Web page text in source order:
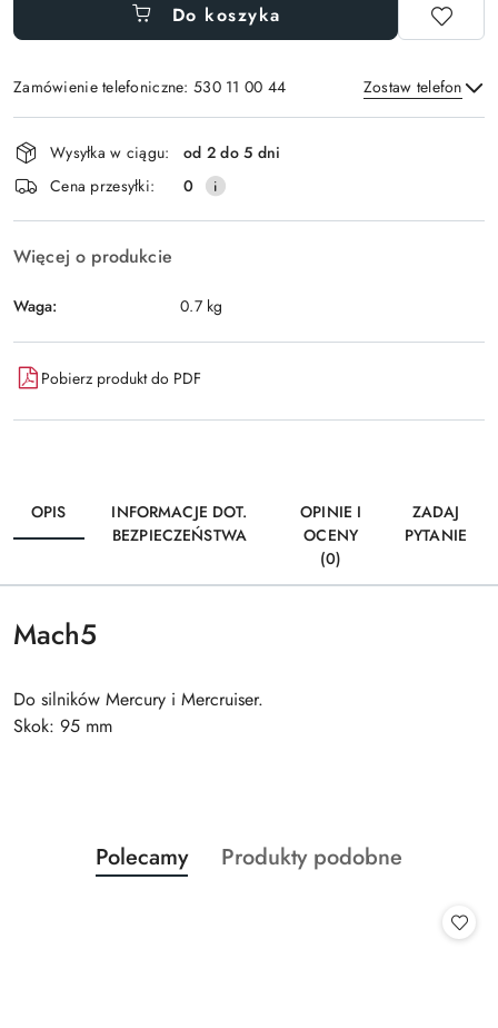
Do koszyka
Zamówienie telefoniczne: 530 11 00 44 Zostaw telefon
Wyślij
Dostępność
i
dostawa
Wysyłka w ciągu:
od 2 do 5 dni
Cena przesyłki:
0
Więcej o produkcie
Waga: 0.7 kg
Pobierz produkt do PDF
OPIS
INFORMACJE DOT.
BEZPIECZEŃSTWA
OPINIE I
OCENY
(0)
ZADAJ
PYTANIE
Mach5
Do silników Mercury i Mercruiser.
Skok: 95 mm
Pomiń karuzelę produktów
Produkty
o
Polecamy
Produkty
Produkty podobne